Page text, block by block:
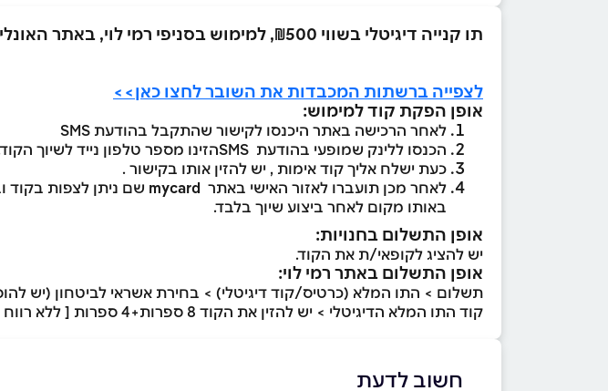
תו קנייה דיגיטלי בשווי ₪500, למימוש בסניפי רמי לוי, באתר האונליין ובמגוון מותגים נוספים המפורטים באתר “התו המלא”.
לצפייה ברשתות המכבדות את השובר לחצו כאן>>
אופן הפקת קוד למימוש:
לאחר הרכישה באתר היכנסו לקישור שהתקבל בהודעת SMS
הכנסו ללינק שמופעי בהודעת SMSהזינו מספר טלפון נייד לשיוך הקוד.
כעת ישלח אליך קוד אימות , יש להזין אותו בקישור .
לאחר מכן תועברו לאזור האישי באתר
שם ניתן לצפות בקוד
באותו מקום לאחר ביצוע שיוך בלבד.
אופן התשלום בחנויות:
יש להציג לקופאי/ת את הקוד.
אופן התשלום באתר רמי לוי:
תשלום > התו המלא (כרטיס/קוד דיגיטלי) > בחירת אשראי לביטחון (יש
קוד התו המלא הדיגיטלי > יש להזין את הקוד 8 ספרות+4 ספרות [ ללא רווח וללא מקף (-) ] > שמור > לתשלום עם התו המלא.
חשוב לדעת